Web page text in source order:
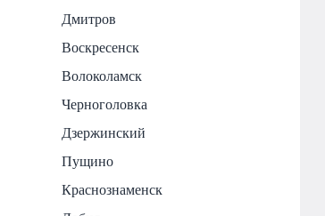
Дмитров
Воскресенск
Волоколамск
Черноголовка
Дзержинский
Пущино
Краснознаменск